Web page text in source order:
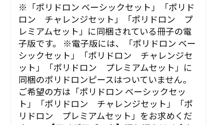
※「ポリドロン ベーシックセット」「ポリド
ロン チャレンジセット」「ポリドロン プ
レミアムセット」に同梱されている冊子の電
子版です。 ※電子版には、「ポリドロン ベー
シックセット」「ポリドロン チャレンジセ
ット」「ポリドロン プレミアムセット」に
同梱のポリドロンピースはついていません。
ご希望の方は「ポリドロン ベーシックセッ
ト」「ポリドロン チャレンジセット」「ポ
リドロン プレミアムセット」をお求めくだ